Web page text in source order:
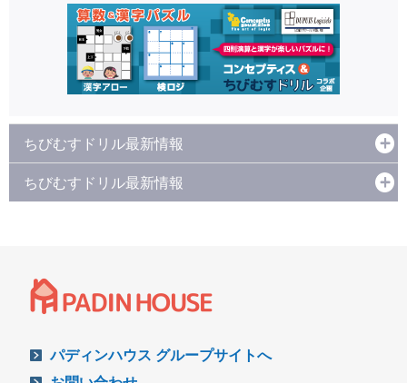
ちびむすドリル最新情報
ちびむすドリル最新情報
パディンハウス グループサイトへ